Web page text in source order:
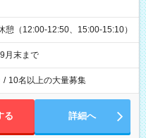
（12:00-12:50、15:00-15:10）
月末まで
/ 10名以上の大量募集
る 詳細へ